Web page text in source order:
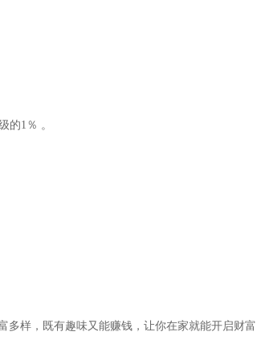
的1％ 。
多样，既有趣味又能赚钱，让你在家就能开启财富